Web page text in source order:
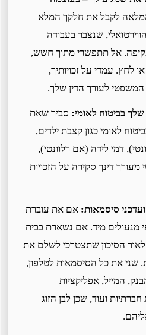
לקבל את חלקך המלא
שנצבר בעבודה
אל תתפשרי מתוך חשש,
לחץ. עמדי על זכויותיך,
לעורך הדין שלך.
בביטוח לאומי:סביר שאת
לאומי כגון קצבת ילדים,
דמי לידה (אם רלוונטי),
מעורך דינך סקירה על הזכויות
סיסמאות:אם את עוברת
מנעולים מיד. אם נשארת בבית
הסיכון שתצטרכי לשלם את
שני את כל הסיסמאות לטלפון,
המייל, אפליקציות
ועוד, שכן לבן הזוג